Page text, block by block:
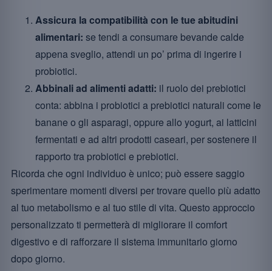
Assicura la compatibilità con le tue abitudini
alimentari: se tendi a consumare bevande calde
appena sveglio, attendi un po’ prima di ingerire i
probiotici.
Abbinali ad alimenti adatti: il ruolo dei prebiotici
conta: abbina i probiotici a prebiotici naturali come le
banane o gli asparagi, oppure allo yogurt, ai latticini
fermentati e ad altri prodotti caseari, per sostenere il
rapporto tra probiotici e prebiotici.
Ricorda che ogni individuo è unico; può essere saggio
sperimentare momenti diversi per trovare quello più adatto
al tuo metabolismo e al tuo stile di vita. Questo approccio
personalizzato ti permetterà di migliorare il comfort
digestivo e di rafforzare il sistema immunitario giorno
dopo giorno.